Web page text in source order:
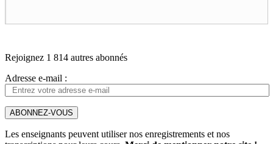
Rejoignez 1 814 autres abonnés
Adresse e-mail :
ABONNEZ-VOUS
Les enseignants peuvent utiliser nos enregistrements et nos